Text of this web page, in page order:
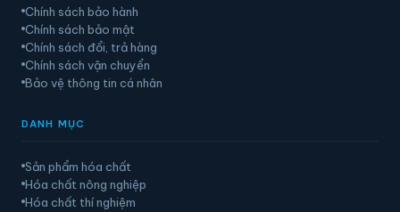
Chính sách bảo hành
Chính sách bảo mật
Chính sách đổi, trả hàng
Chính sách vận chuyển
Bảo vệ thông tin cá nhân
DANH MỤC
Sản phẩm hóa chất
Hóa chất nông nghiệp
Hóa chất thí nghiệm